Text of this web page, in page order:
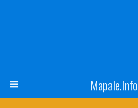
Mapale.Info